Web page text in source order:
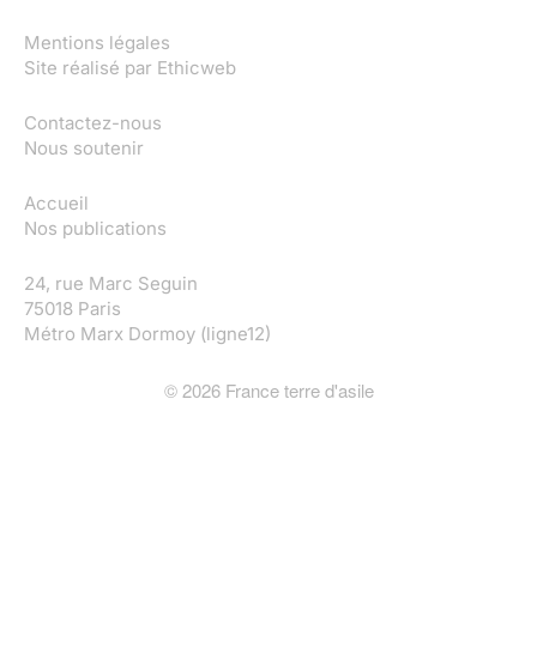
Mentions légales
Site réalisé par Ethicweb
Contactez-nous
Nous soutenir
Accueil
Nos publications
24, rue Marc Seguin
75018 Paris
Métro Marx Dormoy (ligne12)
© 2026France terre d'asile